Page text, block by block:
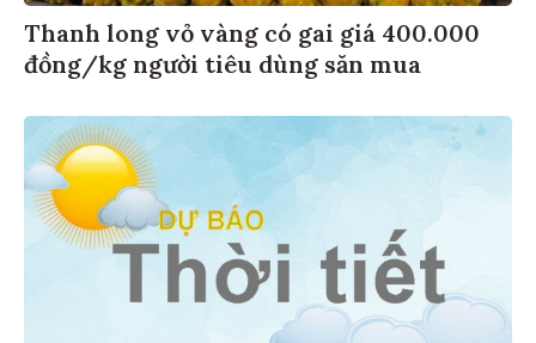
Thanh long vỏ vàng có gai giá 400.000
đồng/kg người tiêu dùng săn mua